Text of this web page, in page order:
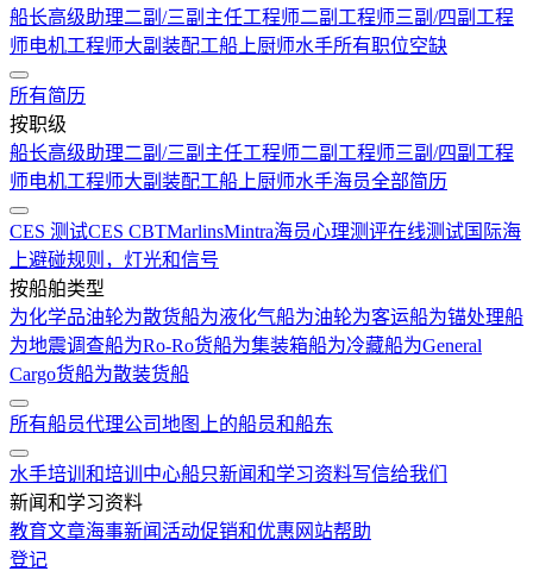
船长高级助理二副/三副 主任工程师二副工程师三副/四副工程
师电机工程师大副 装配工船上厨师水手所有职位空缺
所有简历
按职级
船长高级助理二副/三副 主任工程师二副工程师三副/四副工程
师电机工程师大副 装配工船上厨师水手海员全部简历
CES 测试CES CBTMarlinsMintra海员心理测评在线测试国际海
上避碰规则，灯光和信号
按船舶类型
为化学品油轮为散货船为液化气船为油轮为客运船为锚处理船
为地震调查船为Ro-Ro货船为集装箱船为冷藏船为General
Cargo货船为散装货船
所有船员代理公司地图上的船员和船东
水手培训和培训中心船只新闻和学习资料写信给我们
新闻和学习资料
教育文章海事新闻活动促销和优惠 网站帮助
登记